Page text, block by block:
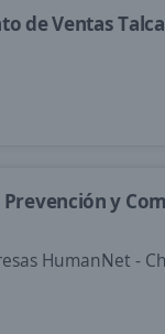
de Ventas Talca
y
HumanNet -